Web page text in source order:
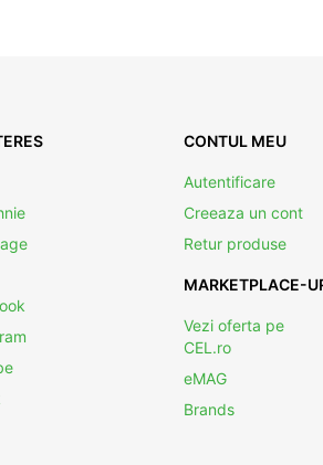
CONTUL MEU
Autentificare
Creeaza un cont
Retur produse
MARKETPLACE-
Vezi oferta pe
CEL.ro
eMAG
Brands